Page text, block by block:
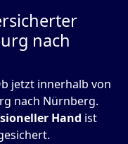
nach
jetzt innerhalb von
nach Nürnberg.
Hand ist